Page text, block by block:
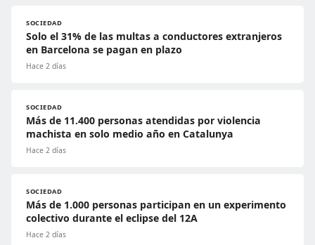
SOCIEDAD
Solo el 31% de las multas a conductores extranjeros
en Barcelona se pagan en plazo
Hace 2 días
SOCIEDAD
Más de 11.400 personas atendidas por violencia
machista en solo medio año en Catalunya
Hace 2 días
SOCIEDAD
Más de 1.000 personas participan en un experimento
colectivo durante el eclipse del 12A
Hace 2 días